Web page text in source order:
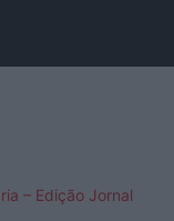
– Edição Jornal